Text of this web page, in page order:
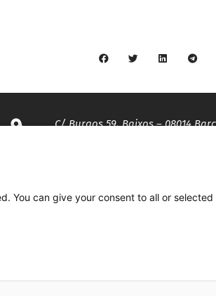
C/ Burgos 59, Baixos – 08014
You can give your consent to all or